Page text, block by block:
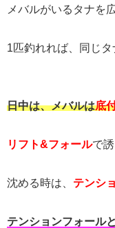
メバルがいるタナを
1匹釣れれば、同じタ
日中は、メバルは底
リフト&フォールで
沈める時は、 テンシ
テンションフォール